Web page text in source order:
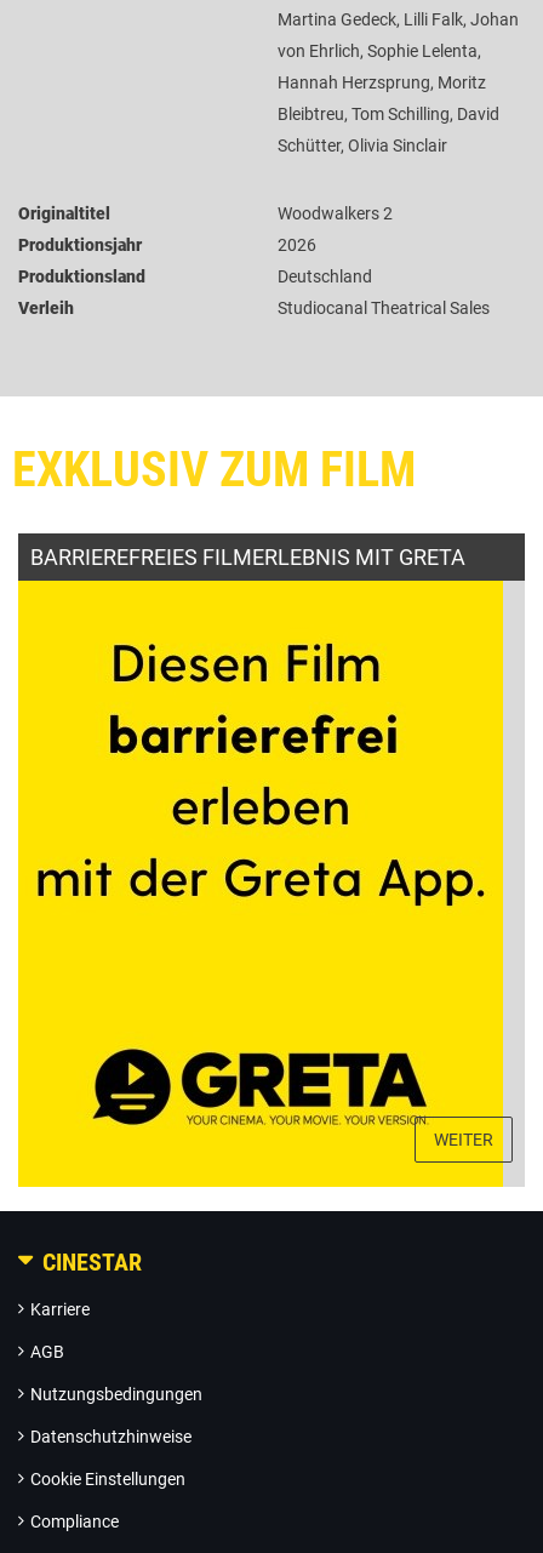
Martina Gedeck, Lilli Falk, Johan
von Ehrlich, Sophie Lelenta,
Hannah Herzsprung, Moritz
Bleibtreu, Tom Schilling, David
Schütter, Olivia Sinclair
Originaltitel
Woodwalkers 2
Produktionsjahr
2026
Produktionsland
Deutschland
Verleih
Studiocanal Theatrical Sales
EXKLUSIV ZUM FILM
BARRIEREFREIES FILMERLEBNIS MIT GRETA
WEITER
CINESTAR
Karriere
AGB
Nutzungsbedingungen
Datenschutzhinweise
Cookie Einstellungen
Compliance